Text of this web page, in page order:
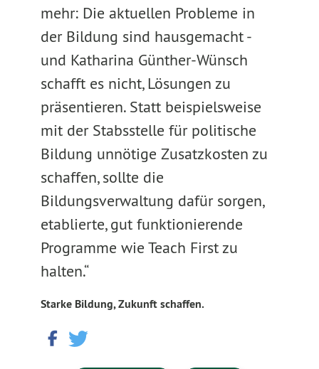
mehr: Die aktuellen Probleme in
der Bildung sind hausgemacht -
und Katharina Günther-Wünsch
schafft es nicht, Lösungen zu
präsentieren. Statt beispielsweise
mit der Stabsstelle für politische
Bildung unnötige Zusatzkosten zu
schaffen, sollte die
Bildungsverwaltung dafür sorgen,
etablierte, gut funktionierende
Programme wie Teach First zu
halten.“
Starke Bildung, Zukunft schaffen.